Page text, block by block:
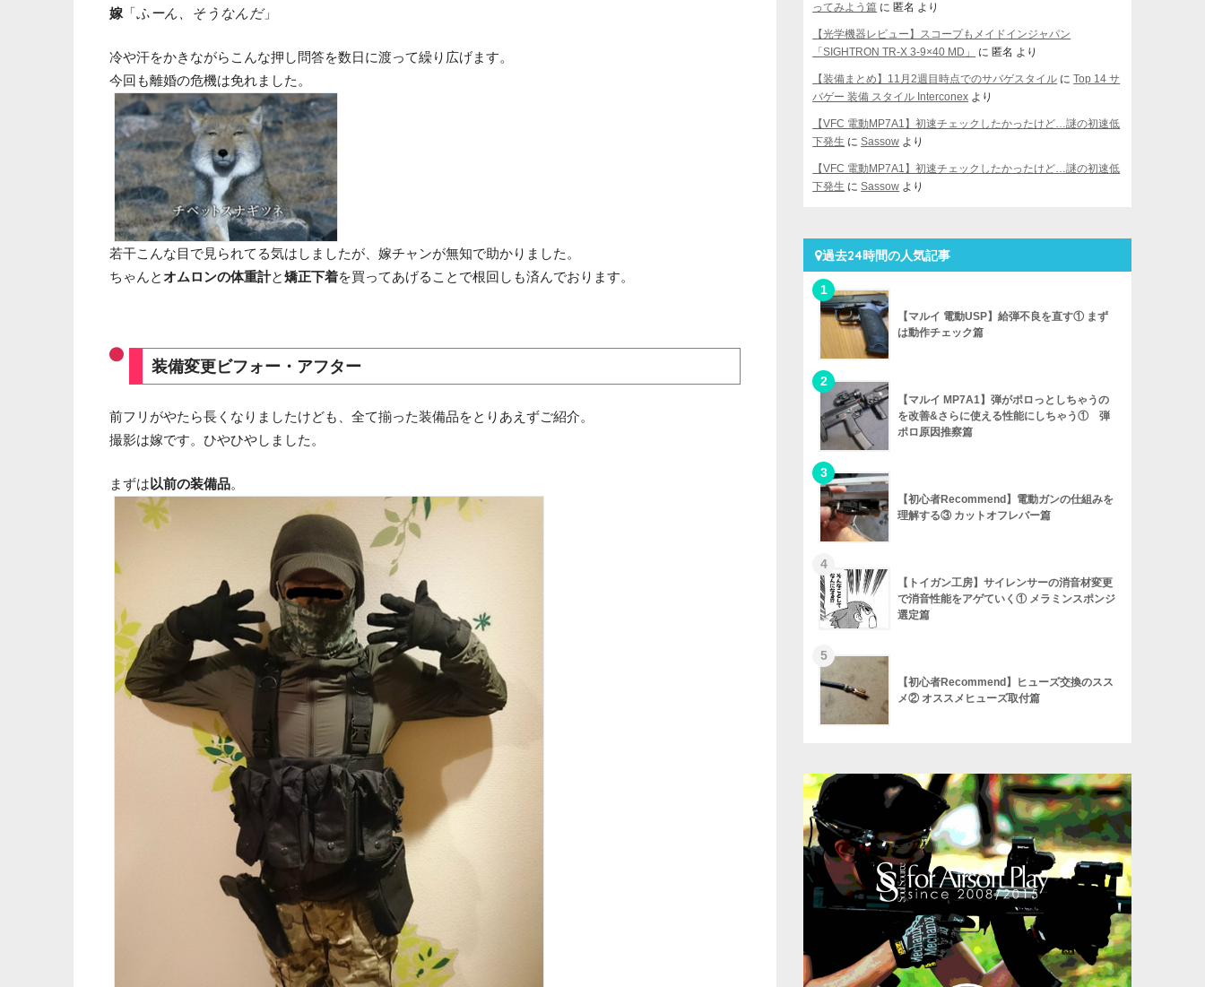
嫁 「ふーん、そうなんだ」
冷や汗をかきながらこんな押し問答を数日に渡って繰り広げます。
今回も離婚の危機は免れました。
若干こんな目で見られてる気はしましたが、嫁チャンが無知で助かりました。
ちゃんとオムロンの体重計と矯正下着を買ってあげることで根回しも済んでおります。
装備変更ビフォー・アフター
前フリがやたら長くなりましたけども、全て揃った装備品をとりあえずご紹介。
撮影は嫁です。ひやひやしました。
まずは 以前の装備品。
ってみよう篇 に 匿名 より
【光学機器レビュー】スコープもメイドインジャパン
「SIGHTRON TR-X 3-9×40 MD」
に 匿名 より
【装備まとめ】11月2週目時点でのサバゲスタイル にTop 14 サ
バゲー 装備 スタイル Interconex より
【VFC 電動MP7A1】初速チェックしたかったけど…謎の初速低
下発生 にSassow より
【VFC 電動MP7A1】初速チェックしたかったけど…謎の初速低
下発生 にSassow より
過去24時間の人気記事
【マルイ 電動USP】給弾不良を直す① まず
は動作チェック篇
【マルイ MP7A1】弾がポロっとしちゃうの
を改善&さらに使える性能にしちゃう① 弾
ポロ原因推察篇
【初心者Recommend】電動ガンの仕組みを
理解する③ カットオフレバー篇
【トイガン工房】サイレンサーの消音材変更
で消音性能をアゲていく① メラミンスポンジ
選定篇
【初心者Recommend】ヒューズ交換のスス
メ② オススメヒューズ取付篇